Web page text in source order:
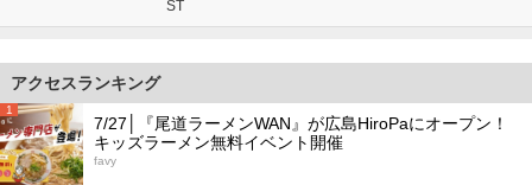
ST
アクセスランキング
1
7/27│『尾道ラーメンWAN』が広島HiroPaにオープン！
キッズラーメン無料イベント開催
favy